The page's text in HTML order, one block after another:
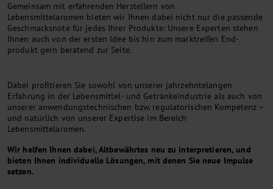
Gemeinsam mit erfahrenden Herstellern von
Lebensmittelaromen bieten wir Ihnen dabei nicht nur die passende
Geschmacksnote für jedes Ihrer Produkte: Unsere Experten stehen
Ihnen auch von der ersten Idee bis hin zum markt­reifen End­
produkt gern beratend zur Seite.
Dabei profitieren Sie sowohl von unserer jahrzehntelangen
Erfahrung in der Lebensmittel- und Getränkeindustrie als auch von
unserer anwendungstechnischen bzw. regulatorischen Kompetenz –
und natürlich von unserer Expertise im Bereich
Lebensmittelaromen.
Wir helfen Ihnen dabei, Alt­bewähr­tes neu zu interpretieren, und
bieten Ihnen individuelle Lösungen, mit denen Sie neue Impulse
setzen.